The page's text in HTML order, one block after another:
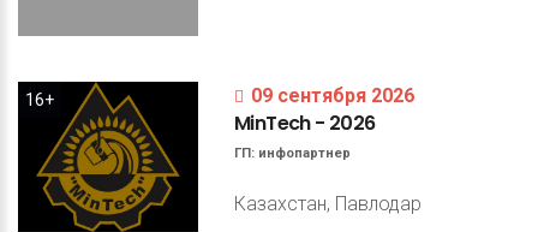
16+ 09 сентября 2026
MinTech- 2026
ГП: инфопартнер
Казахстан, Павлодар